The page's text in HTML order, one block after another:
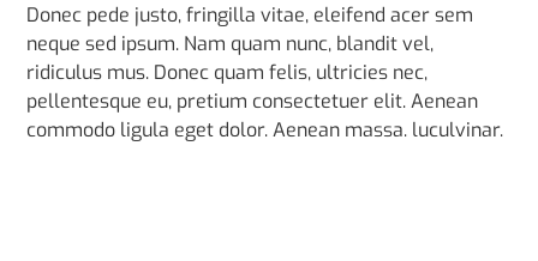
Donec pede justo, fringilla vitae, eleifend acer sem
neque sed ipsum. Nam quam nunc, blandit vel,
ridiculus mus. Donec quam felis, ultricies nec,
pellentesque eu, pretium consectetuer elit. Aenean
commodo ligula eget dolor. Aenean massa. luculvinar.